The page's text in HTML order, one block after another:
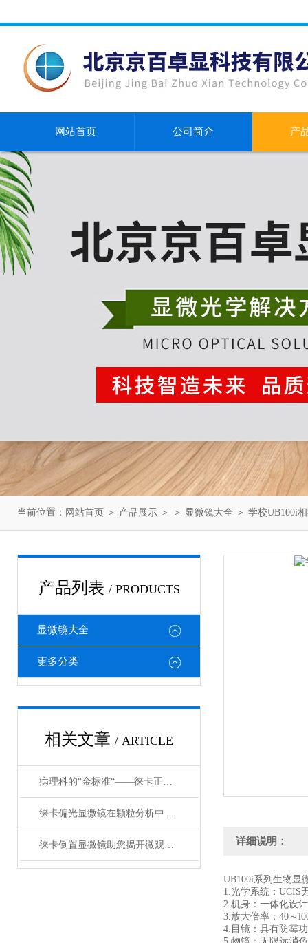
网站首页 公司简介 产
当前位置： 网站首页 ＞ 产品展示 ＞ ＞ 显微镜大全 ＞ 学校UB100i
产品列表 / PRODUCTS
显微镜大全
更多分类
相关文章 / ARTICLE
病理科的“金标准“——徕卡正置显微镜在临床诊断中不可替代的地位
徕卡偏光显微镜在颗粒分析中的优势和应用
徕卡倒置显微镜助您揭开微观世界的神秘面纱 详细说明：
UB100i系列生物显
1.光学系统：UCIS
2.机身：一体化设
3.放大倍率：40～
4.目镜：具有防霉